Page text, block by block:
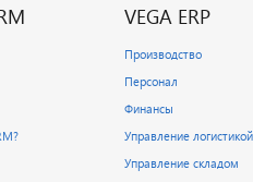
VEGA ERP
Производство
Персонал
Финансы
Управление логистикой
Управление складом